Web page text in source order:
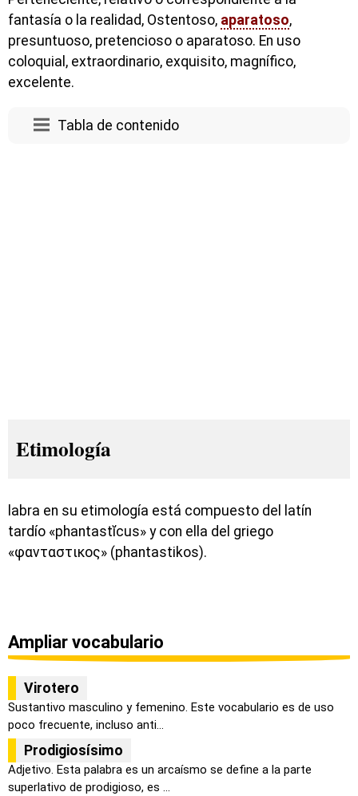
fantasía o la realidad, Ostentoso, aparatoso,
presuntuoso, pretencioso o aparatoso. En uso
coloquial, extraordinario, exquisito, magnífico,
excelente.
Tabla de contenido
Etimología
labra en su etimología está compuesto del latín
tardío «phantastĭcus» y con ella del griego
«φανταστικος» (phantastikos).
Ampliar vocabulario
Virotero
Sustantivo masculino y femenino. Este vocabulario es de uso
poco frecuente, incluso anti...
Prodigiosísimo
Adjetivo. Esta palabra es un arcaísmo se define a la parte
superlativo de prodigioso, es ...